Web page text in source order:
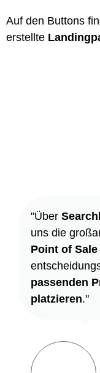
Auf den Buttons
erstellte
"Über
uns die
Point of Sale
passenden
platzieren."